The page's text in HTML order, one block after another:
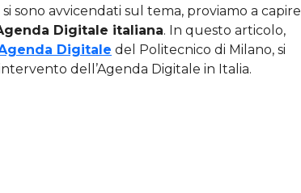
sono avvicendati sul tema, proviamo a capire
Digitale italiana. In questo articolo,
Digitale del Politecnico di Milano, si
dell’Agenda Digitale in Italia.